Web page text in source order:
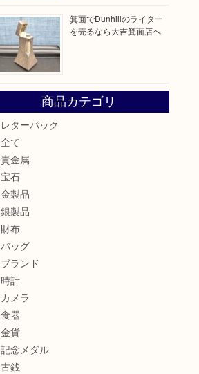
箕面でDunhillのライター
を売るなら大吉箕面店へ
商品カテゴリ
レターパック
全て
貴金属
宝石
金製品
銀製品
財布
バッグ
ブランド
時計
カメラ
食器
金貨
記念メダル
古銭